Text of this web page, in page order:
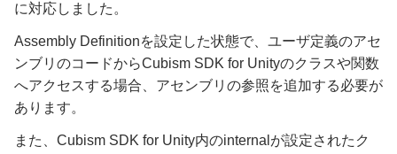
に対応しました。
Assembly Definitionを設定した状態で、ユーザ定義のアセ
ンブリのコードからCubism SDK for Unityのクラスや関数
へアクセスする場合、アセンブリの参照を追加する必要が
あります。
また、Cubism SDK for Unity内のinternalが設定されたク